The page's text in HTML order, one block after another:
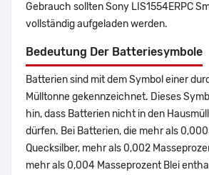
Gebrauch sollten Sony LIS1554ERPC
vollständig aufgeladen werden.
Bedeutung Der Batteriesymbole
Batterien sind mit dem Symbol einer
Mülltonne gekennzeichnet. Dieses
hin, dass Batterien nicht in den
dürfen. Bei Batterien, die mehr als
Quecksilber, mehr als 0,002
mehr als 0,004 Masseprozent Blei